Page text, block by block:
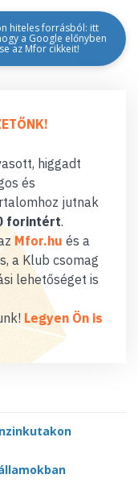
hiteles forrásból: itt
a Google előnyben
az Mfor cikkeit!
higgadt
és
jutnak
forintért.
Mfor.hu és a
a Klub csomag
lehetőséget is
Legyen Ön is